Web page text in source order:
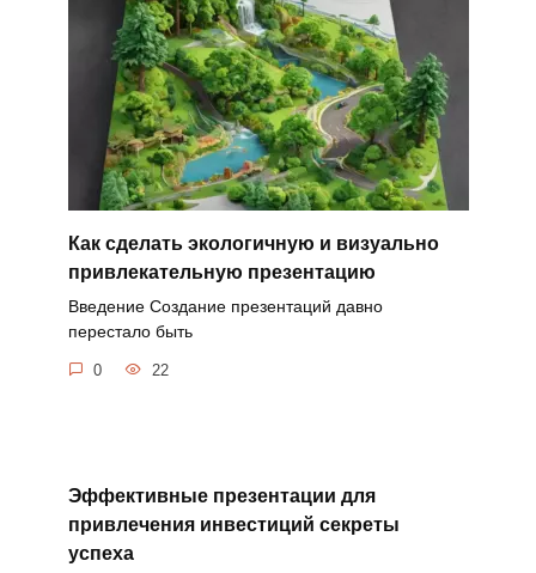
Как сделать экологичную и визуально
привлекательную презентацию
Введение Создание презентаций давно
перестало быть
0 22
Эффективные презентации для
привлечения инвестиций секреты
успеха